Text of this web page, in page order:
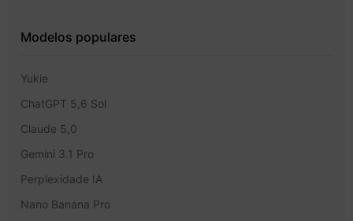
Modelos populares
Yukie
ChatGPT 5,6 Sol
Claude 5,0
Gemini 3.1 Pro
Perplexidade IA
Nano Banana Pro